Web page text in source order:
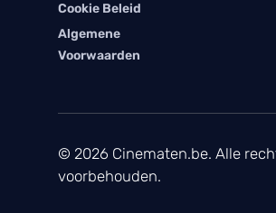
Cookie Beleid
Algemene
Voorwaarden
© 2026 Cinematen.be. Alle
voorbehouden.